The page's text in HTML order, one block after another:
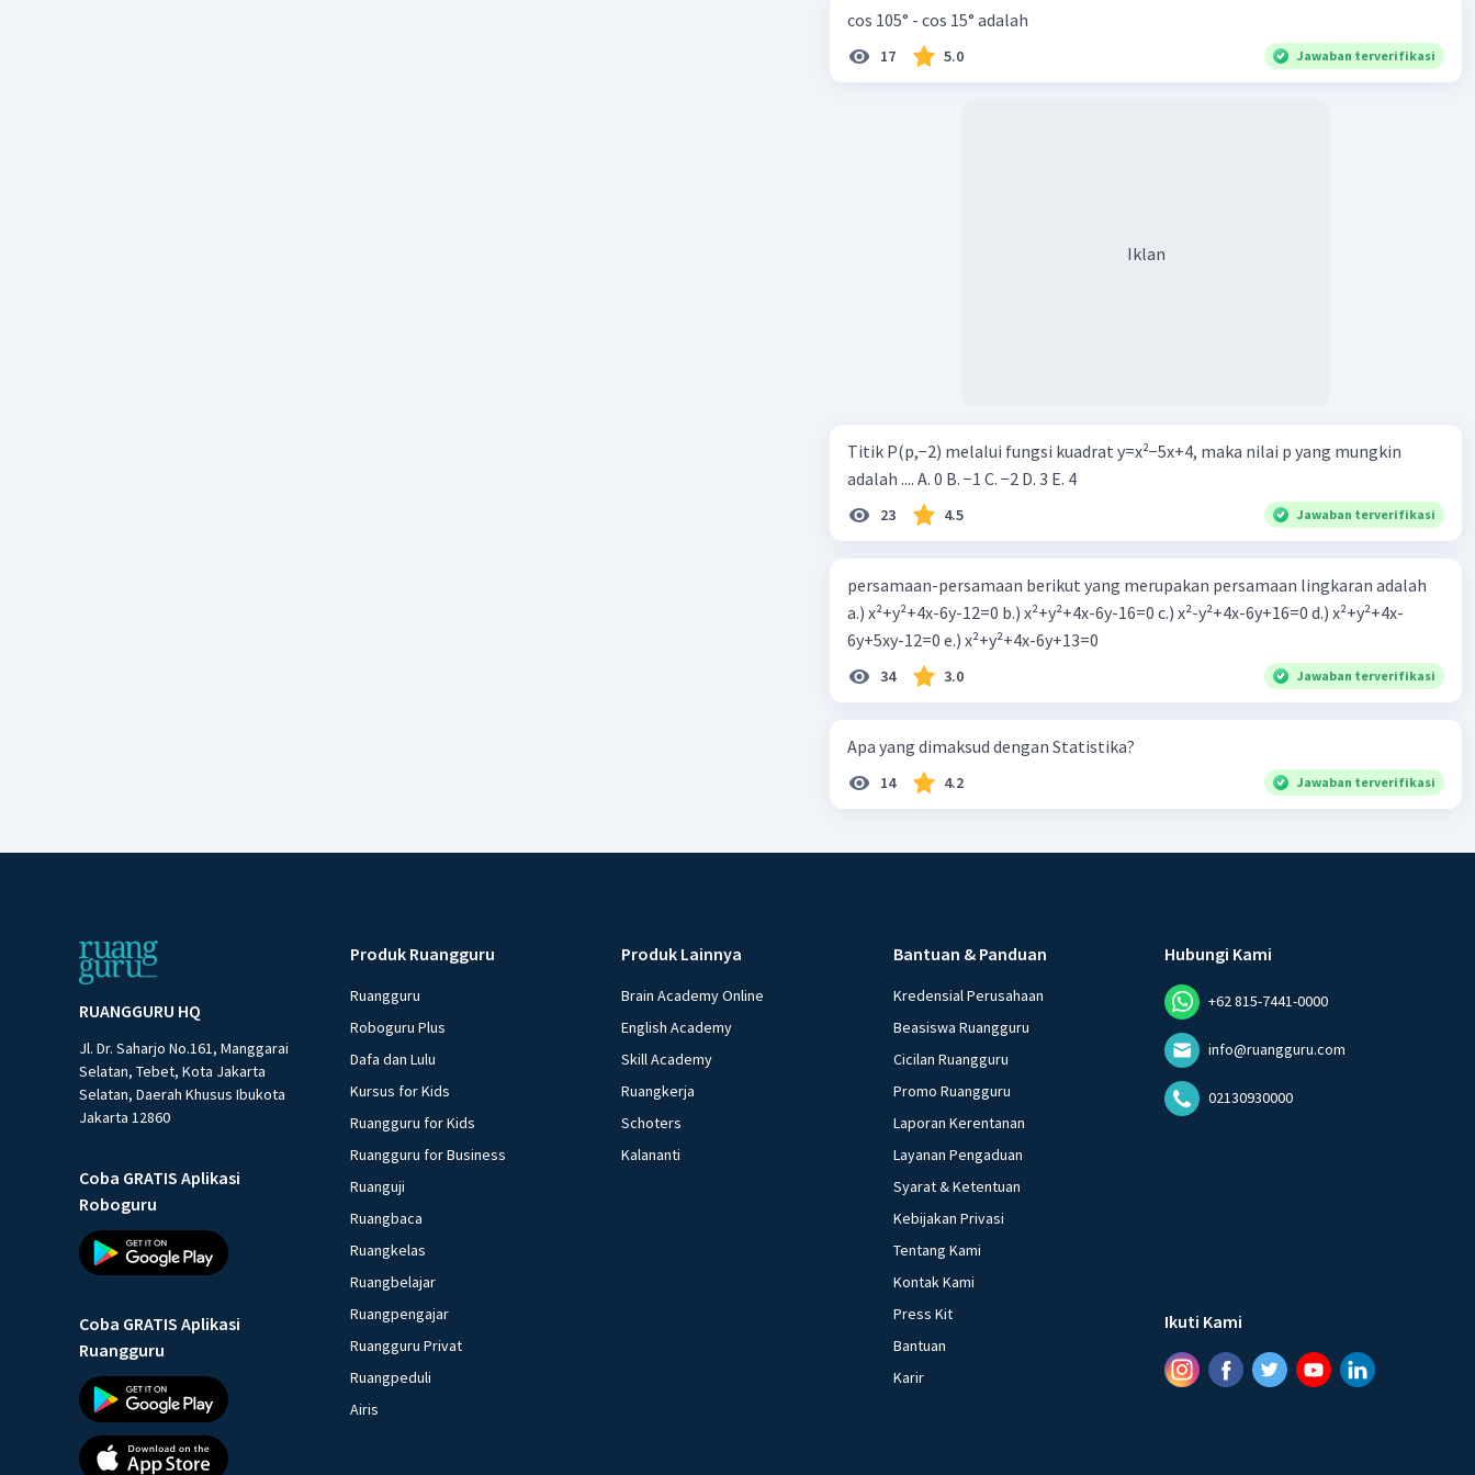
cos 105° - cos 15° adalah
17 5.0 Jawaban terverifikasi
Iklan
Titik P(p,−2) melalui fungsi kuadrat y=x²−5x+4, maka nilai p yang mungkin
adalah .... A. 0 B. −1 C. −2 D. 3 E. 4
23 4.5 Jawaban terverifikasi
persamaan-persamaan berikut yang merupakan persamaan lingkaran adalah
a.) x²+y²+4x-6y-12=0 b.) x²+y²+4x-6y-16=0 c.) x²-y²+4x-6y+16=0 d.) x²+y²+4x-
6y+5xy-12=0 e.) x²+y²+4x-6y+13=0
34 3.0 Jawaban terverifikasi
Apa yang dimaksud dengan Statistika?
14 4.2 Jawaban terverifikasi
RUANGGURU HQ
Jl. Dr. Saharjo No.161, Manggarai
Selatan, Tebet, Kota Jakarta
Selatan, Daerah Khusus Ibukota
Jakarta 12860
Coba GRATIS Aplikasi
Roboguru
Coba GRATIS Aplikasi
Ruangguru
Produk Ruangguru
Ruangguru
Roboguru Plus
Dafa dan Lulu
Kursus for Kids
Ruangguru for Kids
Ruangguru for Business
Ruanguji
Ruangbaca
Ruangkelas
Ruangbelajar
Ruangpengajar
Ruangguru Privat
Ruangpeduli
Airis
Produk Lainnya
Brain Academy Online
English Academy
Skill Academy
Ruangkerja
Schoters
Kalananti
Bantuan & Panduan
Kredensial Perusahaan
Beasiswa Ruangguru
Cicilan Ruangguru
Promo Ruangguru
Laporan Kerentanan
Layanan Pengaduan
Syarat & Ketentuan
Kebijakan Privasi
Tentang Kami
Kontak Kami
Press Kit
Bantuan
Karir
Hubungi Kami
+62 815-7441-0000
info@ruangguru.com
02130930000
Ikuti Kami